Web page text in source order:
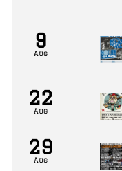
9
Aug
22
Aug
29
Aug